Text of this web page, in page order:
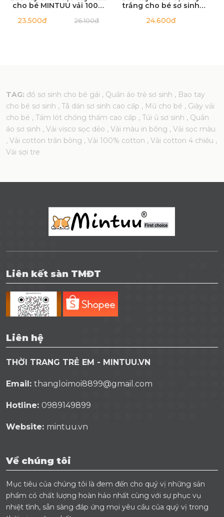
cho bé MINTUU vải 100%
23.500đ 26.100đ
trắng cho bé sơ sinh
24.600đ
TAG: đồ sơ sinh cho bé gái , Quần áo trẻ sơ sinh , Bao tay
cho bé sơ sinh , Tã dán sơ sinh cao cấp , Mũ cho bé , Giày vải
cho bé , Tấm lót chống thấm cao cấp , Túi ủ sơ sinh , Quần
áo sơ sinh , Vải visco sọc dẻo , Vải màu in bông , Vải sọc màu
, Vải cotton trần bông , Vải 100% cotton , Vải cotton 4 chiều ,
Vải sợi tre
Liên kết sàn TMĐT
Liên hệ
THỜI TRANG TRẺ EM - MINTUU.VN
Email: thangloimoi8899@gmail.com
Hotline: 0989149899
Website: mintuu.vn
Về chúng tôi
Mục tiêu của chúng tôi là đem đến cho quý vị những sản
phẩm có chất lượng hoàn hảo nhất cùng với sự phục vụ
nhiệt tình, sẵn sàng đáp ứng mọi yêu cầu của quý vị trong